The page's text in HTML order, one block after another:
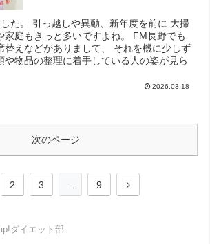
た。 引っ越しや異動、新年度を前に 大掃
家庭もきっと多いですよね。 FM長野でも
替えなどがありまして、 それを機に少しず
や物品の整理に着手している人の姿が見ら
2026.03.18
次のページ
2 3 9 次
ダイエット部